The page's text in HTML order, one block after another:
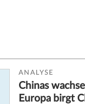
ANALYSE
Chinas
Europa birgt